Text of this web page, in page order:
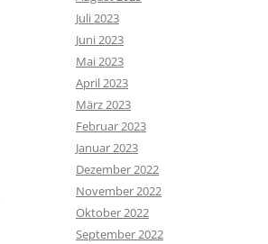
Juli 2023
Juni 2023
Mai 2023
April 2023
März 2023
Februar 2023
Januar 2023
Dezember 2022
November 2022
Oktober 2022
September 2022